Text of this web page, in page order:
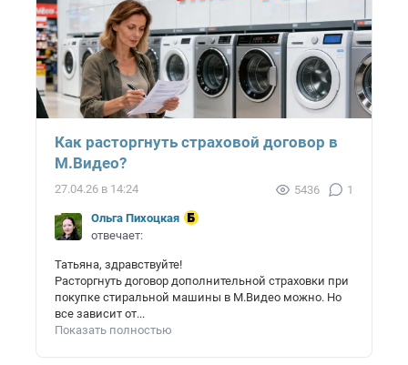
Как расторгнуть страховой договор в
М.Видео?
27.04.26 в 14:24 5436 1
Ольга Пихоцкая
отвечает:
Татьяна, здравствуйте!
Расторгнуть договор дополнительной страховки при
покупке стиральной машины в М.Видео можно. Но
все зависит от...
Показать полностью